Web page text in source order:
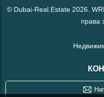
© Dubai-Real.Estate 2026.
права